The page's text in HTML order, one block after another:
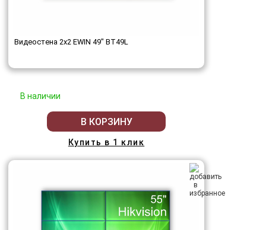
Видеостена 2x2 EWIN 49" BT49L
В наличии
В КОРЗИНУ
Купить в 1 клик